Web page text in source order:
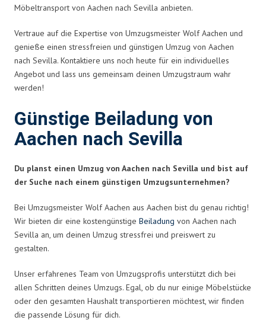
Möbeltransport von Aachen nach Sevilla anbieten.
Vertraue auf die Expertise von Umzugsmeister Wolf Aachen und
genieße einen stressfreien und günstigen Umzug von Aachen
nach Sevilla. Kontaktiere uns noch heute für ein individuelles
Angebot und lass uns gemeinsam deinen Umzugstraum wahr
werden!
Günstige Beiladung von
Aachen nach Sevilla
Du planst einen Umzug von Aachen nach Sevilla und bist auf
der Suche nach einem günstigen Umzugsunternehmen?
Bei Umzugsmeister Wolf Aachen aus Aachen bist du genau richtig!
Wir bieten dir eine kostengünstige Beiladung von Aachen nach
Sevilla an, um deinen Umzug stressfrei und preiswert zu
gestalten.
Unser erfahrenes Team von Umzugsprofis unterstützt dich bei
allen Schritten deines Umzugs. Egal, ob du nur einige Möbelstücke
oder den gesamten Haushalt transportieren möchtest, wir finden
die passende Lösung für dich.